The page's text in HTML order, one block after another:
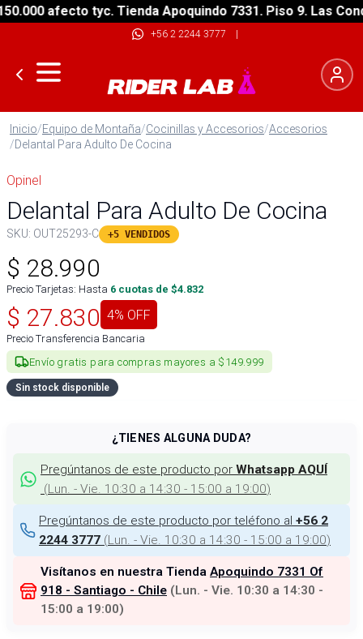
afecto tyc. Tienda Apoquindo 7331. Piso 9. Las Condes
+56 2 2244 3777 |
Inicio/Equipo de Montaña/Cocinillas y Accesorios/Accesorios
/Delantal Para Adulto De Cocina
Opinel
Delantal Para Adulto De Cocina
SKU: OUT25293-C +5 VENDIDOS
$ 28.990
Precio Tarjetas: Hasta 6 cuotas de $4.832
$ 27.830 4% OFF
Precio Transferencia Bancaria
Envío gratis para compras mayores a $149.999
Sin stock disponible
¿TIENES ALGUNA DUDA?
Pregúntanos de este producto por Whatsapp AQUÍ
(Lun. - Vie. 10:30 a 14:30 - 15:00 a 19:00)
Pregúntanos de este producto por teléfono al +56 2
2244 3777 (Lun. - Vie. 10:30 a 14:30 - 15:00 a 19:00)
Visítanos en nuestra Tienda Apoquindo 7331 Of
918 - Santiago - Chile (Lun. - Vie. 10:30 a 14:30 -
15:00 a 19:00)